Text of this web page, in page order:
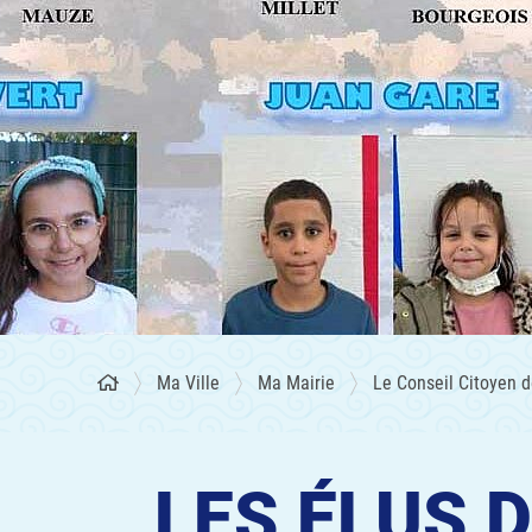
Ma Ville Ma Mairie Le Conseil Citoyen